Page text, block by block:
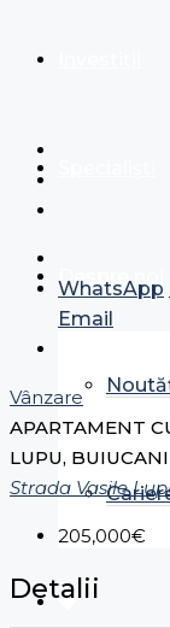
Despre noi
WhatsApp
Email
Vânzare
APARTAMENT
LUPU, BUIUCANI
Strada Vasile
205,000€
Detalii